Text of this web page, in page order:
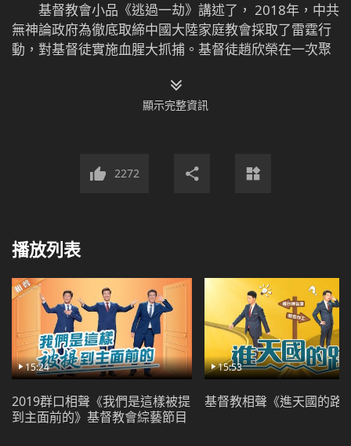
基督教會小品《逃過一劫》講述了， 2018年，中共
無神論政府為徹底取締中國大陸家庭教會採取了雷霆行
動，對基督徒實施血腥大抓捕。基督徒趙欣榮在一次聚
醫院。夜裡，趙欣榮趁看守警員沉睡之際，驚險逃離，
警察發現後窮追不捨。趙欣榮跑進一村莊躲避，警察便
品《逃過一劫》。
顯示完整資訊
2272
播放列表
15:24
2019群口相聲《我們是這樣被提
到主面前的》基督教會綜藝節目
15:53
基督教相聲《進天國的路